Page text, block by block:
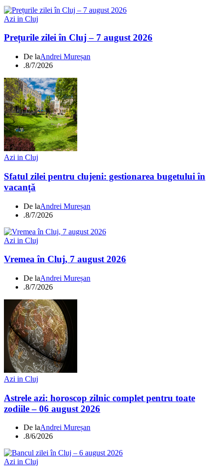
Azi in Cluj
Prețurile zilei în Cluj – 7 august 2026
De laAndrei Mureșan
.8/7/2026
Azi in Cluj
Sfatul zilei pentru clujeni: gestionarea bugetului în
vacanță
De laAndrei Mureșan
.8/7/2026
Azi in Cluj
Vremea în Cluj, 7 august 2026
De laAndrei Mureșan
.8/7/2026
Azi in Cluj
Astrele azi: horoscop zilnic complet pentru toate
zodiile – 06 august 2026
De laAndrei Mureșan
.8/6/2026
Azi in Cluj